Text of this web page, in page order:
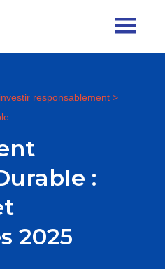
investir responsablement >
:
2025